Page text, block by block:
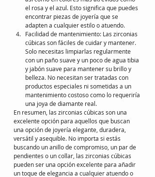
el rosa y el azul. Esto significa que puedes
encontrar piezas de joyería que se
adapten a cualquier estilo o atuendo.
Facilidad de mantenimiento: Las zirconias
cúbicas son fáciles de cuidar y mantener.
Solo necesitas limpiarlas regularmente
con un paño suave y un poco de agua tibia
y jabón suave para mantener su brillo y
belleza. No necesitan ser tratadas con
productos especiales ni sometidas a un
mantenimiento costoso como lo requeriría
una joya de diamante real.
En resumen, las zirconias cúbicas son una
excelente opción para aquellos que buscan
una opción de joyería elegante, duradera,
versátil y asequible. No importa si estás
buscando un anillo de compromiso, un par de
pendientes o un collar, las zirconias cúbicas
pueden ser una opción excelente para añadir
un toque de elegancia a cualquier atuendo o